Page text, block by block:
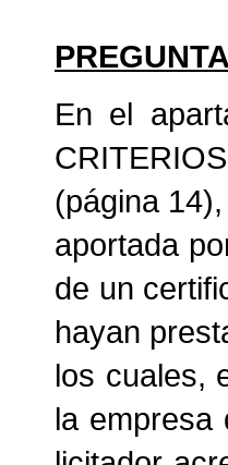
En el
(página
aportada
de un
hayan
los cuales,
la empresa